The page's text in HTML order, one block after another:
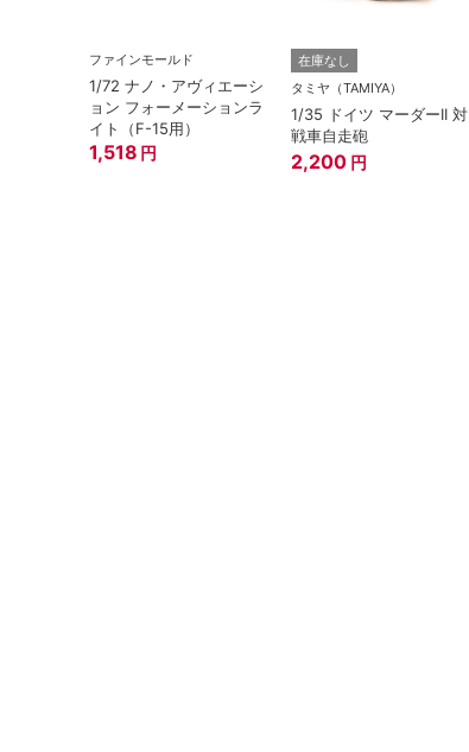
ファインモールド
1/72 ナノ・アヴィエーシ
ョン フォーメーションラ
イト（F-15用）
1,518 円
在庫なし
タミヤ（TAMIYA）
1/35 ドイツ マーダーII 対
戦車自走砲
2,200 円